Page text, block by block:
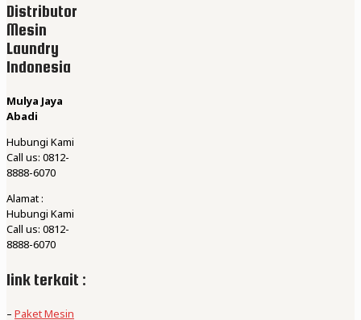
Distributor
Mesin
Laundry
Indonesia
Mulya Jaya
Abadi
Hubungi Kami
Call us: 0812-
8888-6070
Alamat :
Hubungi Kami
Call us: 0812-
8888-6070
link terkait :
– Paket Mesin